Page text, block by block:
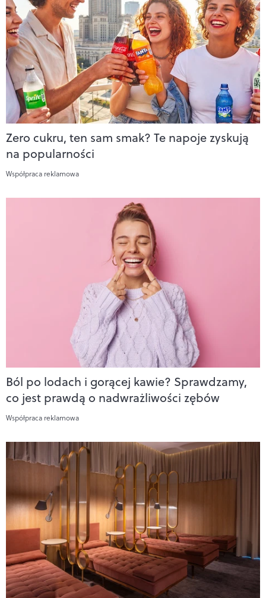
Zero cukru, ten sam smak? Te napoje zyskują
na popularności
Współpraca reklamowa
Ból po lodach i gorącej kawie? Sprawdzamy,
co jest prawdą o nadwrażliwości zębów
Współpraca reklamowa